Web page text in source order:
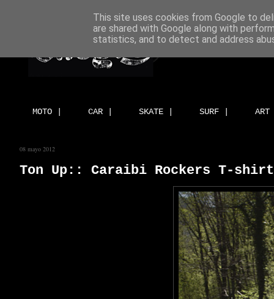
MOTO | CAR | SKATE | SURF |
08 mayo 2012
Ton Up:: Caraibi Rockers T-
This site uses cookies from Google to
are shared with Google along with
statistics, and to detect and address